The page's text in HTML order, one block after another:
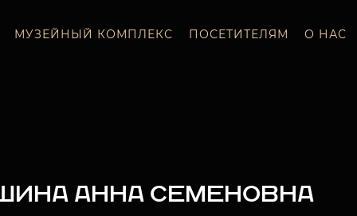
МУЗЕЙНЫЙ КОМПЛЕКС ПОСЕТИТЕЛЯМ О НАС
АННА СЕМЕНОВНА